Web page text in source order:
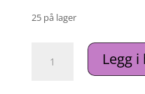
25 på lager
Diamond
Legg